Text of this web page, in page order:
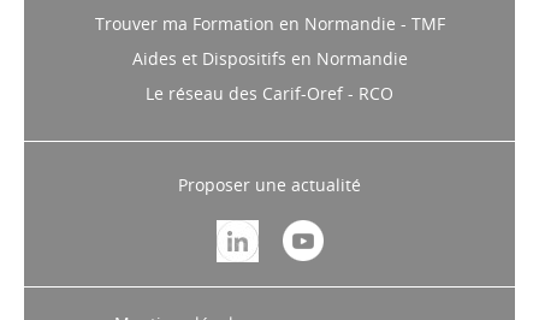
Trouver ma Formation en Normandie - TMF
Aides et Dispositifs en Normandie
Le réseau des Carif-Oref - RCO
Proposer une actualité